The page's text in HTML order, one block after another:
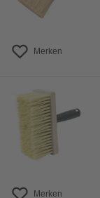
Merken
Merken